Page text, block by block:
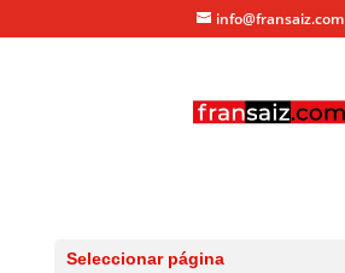
info@fransaiz.com
Seleccionar página